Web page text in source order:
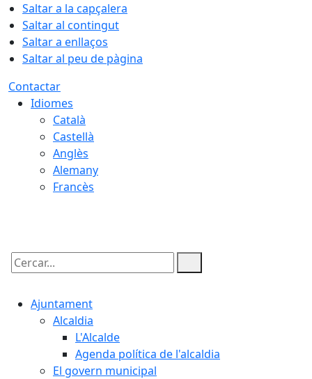
Saltar a la capçalera
Saltar al contingut
Saltar a enllaços
Saltar al peu de pàgina
Contactar
Idiomes
Català
Castellà
Anglès
Alemany
Francès
Cercar:
Ajuntament
Alcaldia
L'Alcalde
Agenda política de l'alcaldia
El govern municipal